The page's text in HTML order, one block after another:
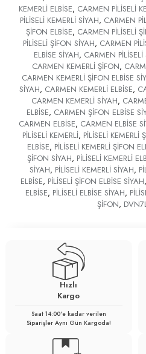
KEMERLİ ELBİSE, CARMEN PİLİSELİ
PİLİSELİ KEMERLİ SİYAH, CARMEN
ŞİFON ELBİSE, CARMEN PİLİSELİ
PİLİSELİ ŞİFON SİYAH, CARMEN
ELBİSE SİYAH, CARMEN PİLİSELİ
CARMEN KEMERLİ ŞİFON,
CARMEN KEMERLİ ŞİFON ELBİSE
SİYAH, CARMEN KEMERLİ ELBİSE,
CARMEN KEMERLİ SİYAH,
ELBİSE, CARMEN ŞİFON ELBİSE
CARMEN ELBİSE, CARMEN ELBİSE
PİLİSELİ KEMERLİ, PİLİSELİ KEMERLİ
ELBİSE, PİLİSELİ KEMERLİ ŞİFON
ŞİFON SİYAH, PİLİSELİ KEMERLİ
SİYAH, PİLİSELİ KEMERLİ SİYAH,
ELBİSE, PİLİSELİ ŞİFON ELBİSE SİYAH,
ELBİSE, PİLİSELİ ELBİSE SİYAH,
ŞİFON,
Hızlı
Kargo
Saat 14:00'e kadar verilen
Siparişler Aynı Gün Kargoda!